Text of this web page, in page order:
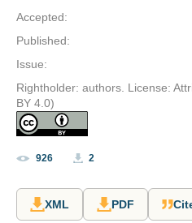
Accepted:
Published:
Issue:
Rightholder: authors. License:
BY 4.0)
926 2
XML PDF